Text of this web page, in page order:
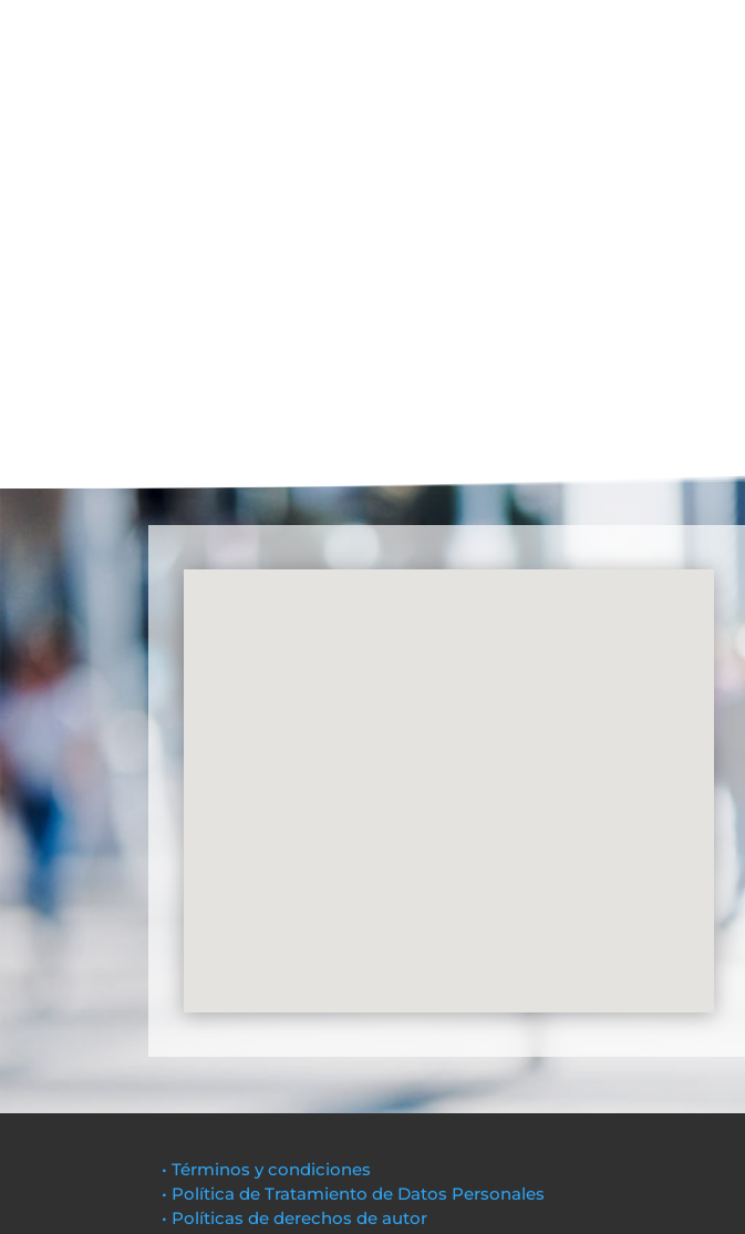
• Términos y condiciones
• Política de Tratamiento de Datos Personales
• Políticas de derechos de autor